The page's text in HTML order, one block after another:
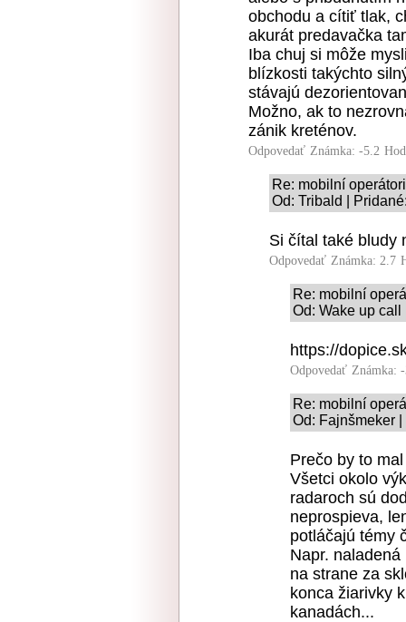
obchodu a cítiť tlak,
akurát predavačka
Iba chuj si môže
blízkosti takýchto
stávajú
Možno, ak to
zánik kreténov.
Odpovedať Známka: -5.2
Re: mobilní
Od: Tribald |
Si čítal také bludy
Odpovedať Známka: 2.7
Re: mobilní
Od: Wake up
https://
Odpovedať Známka:
Re: mobilní
Od: Fajnšmeker
Prečo by to
Všetci okolo
radaroch sú
neprospieva,
potláčajú témy
Napr.
na strane za
konca žiarivky
kanadách...